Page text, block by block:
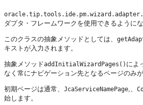
ダプタ・フレームワークを使用できるようにな
このクラスの抽象メソッドとしては、
キストが入力されます。
抽象メソッドaddInitialWizardPages() によ
なく常にナビゲーション先となるページのみが
初期ページは通常、 JcaServiceNamePage
始します。